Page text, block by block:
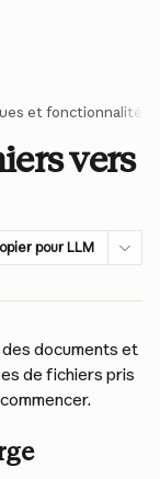
et fonctionnalités
vers
pour LLM
documents et
de fichiers pris